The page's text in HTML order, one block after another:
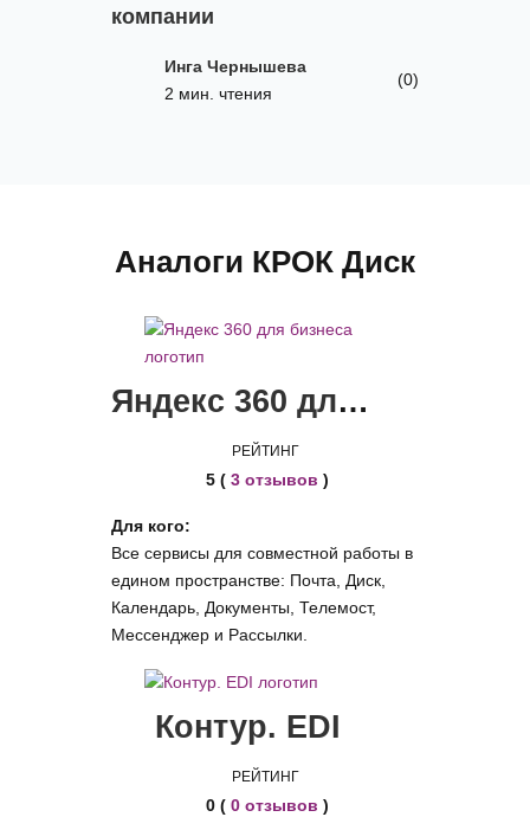
компании
Инга Чернышева
2 мин. чтения
(0)
Аналоги КРОК Диск
Яндекс 360 для бизнеса
РЕЙТИНГ
5 ( 3 отзывов )
Для кого:
Все cервисы для совместной работы в
едином пространстве: Почта, Диск,
Календарь, Документы, Телемост,
Мессенджер и Рассылки.
Контур. EDI
РЕЙТИНГ
0 ( 0 отзывов )